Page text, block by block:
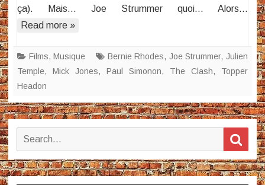
ça). Mais… Joe Strummer quoi… Alors…
Read more »
Films,Musique Bernie Rhodes, Joe Strummer,Julien
Temple, Mick Jones, Paul Simonon, The Clash, Topper
Headon
Search